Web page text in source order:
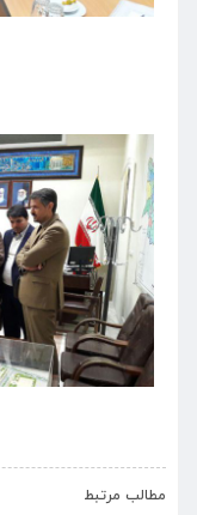
مطالب مرتبط